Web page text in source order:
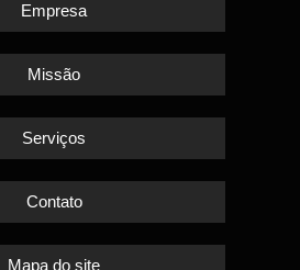
Empresa
Missão
Serviços
Contato
Mapa do site